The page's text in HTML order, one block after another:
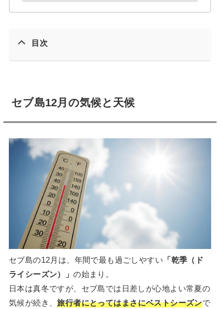
目次
セブ島12月の気候と天候
セブ島の12月は、年間で最も過ごしやすい 「乾季（ド
ライシーズン）」の始まり。
日本は真冬ですが、セブ島では日差しが心地よい常夏の
気候が続き、旅行者にとってはまさにベストシーズンで